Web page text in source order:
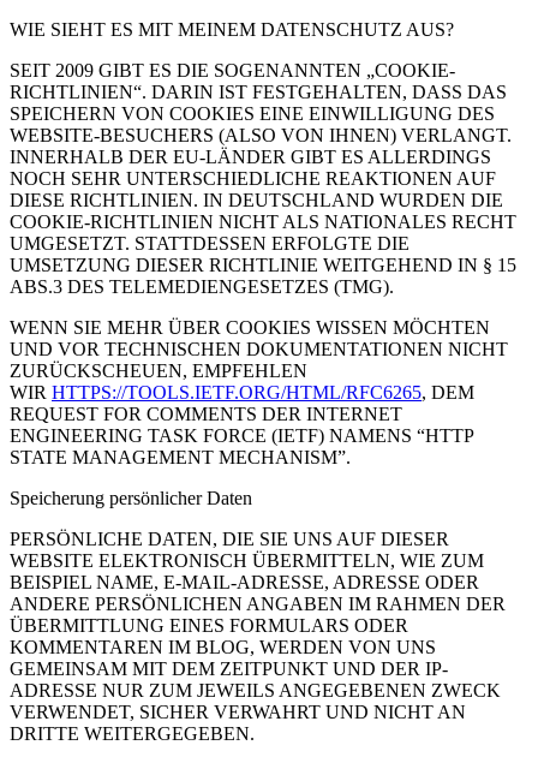
WIE SIEHT ES MIT MEINEM DATENSCHUTZ AUS?
SEIT 2009 GIBT ES DIE SOGENANNTEN „COOKIE-
RICHTLINIEN“. DARIN IST FESTGEHALTEN, DASS DAS
SPEICHERN VON COOKIES EINE EINWILLIGUNG DES
WEBSITE-BESUCHERS (ALSO VON IHNEN) VERLANGT.
INNERHALB DER EU-LÄNDER GIBT ES ALLERDINGS
NOCH SEHR UNTERSCHIEDLICHE REAKTIONEN AUF
DIESE RICHTLINIEN. IN DEUTSCHLAND WURDEN DIE
COOKIE-RICHTLINIEN NICHT ALS NATIONALES RECHT
UMGESETZT. STATTDESSEN ERFOLGTE DIE
UMSETZUNG DIESER RICHTLINIE WEITGEHEND IN § 15
ABS.3 DES TELEMEDIENGESETZES (TMG).
WENN SIE MEHR ÜBER COOKIES WISSEN MÖCHTEN
UND VOR TECHNISCHEN DOKUMENTATIONEN NICHT
ZURÜCKSCHEUEN, EMPFEHLEN
WIR HTTPS://TOOLS.IETF.ORG/HTML/RFC6265, DEM
REQUEST FOR COMMENTS DER INTERNET
ENGINEERING TASK FORCE (IETF) NAMENS “HTTP
STATE MANAGEMENT MECHANISM”.
Speicherung persönlicher Daten
PERSÖNLICHE DATEN, DIE SIE UNS AUF DIESER
WEBSITE ELEKTRONISCH ÜBERMITTELN, WIE ZUM
BEISPIEL NAME, E-MAIL-ADRESSE, ADRESSE ODER
ANDERE PERSÖNLICHEN ANGABEN IM RAHMEN DER
ÜBERMITTLUNG EINES FORMULARS ODER
KOMMENTAREN IM BLOG, WERDEN VON UNS
GEMEINSAM MIT DEM ZEITPUNKT UND DER IP-
ADRESSE NUR ZUM JEWEILS ANGEGEBENEN ZWECK
VERWENDET, SICHER VERWAHRT UND NICHT AN
DRITTE WEITERGEGEBEN.